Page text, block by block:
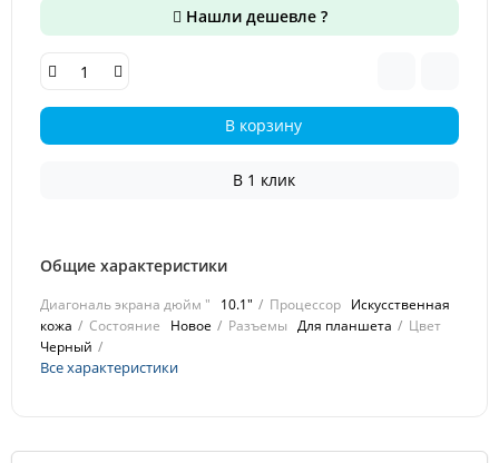
Нашли дешевле ?
В корзину
В 1 клик
Общие характеристики
Диагональ экрана дюйм " 10.1" Процессор Искусственная
кожа
Состояние Новое Разъемы Для планшета
Цвет
Черный
Все характеристики